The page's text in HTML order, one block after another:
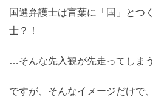
国選弁護士は言葉に「国」とつ
士？！
…そんな先入観が先走ってしま
ですが、そんなイメージだけで